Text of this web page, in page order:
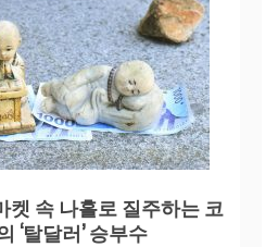
켓 속 나홀로 질주하는 코
‘탈달러’ 승부수